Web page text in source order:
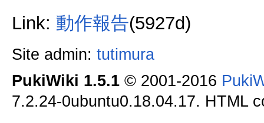
Link: 動作報告(5927d)
Site admin: tutimura
PukiWiki 1.5.1© 2001-2016
7.2.24-0ubuntu0.18.04.17. HTML